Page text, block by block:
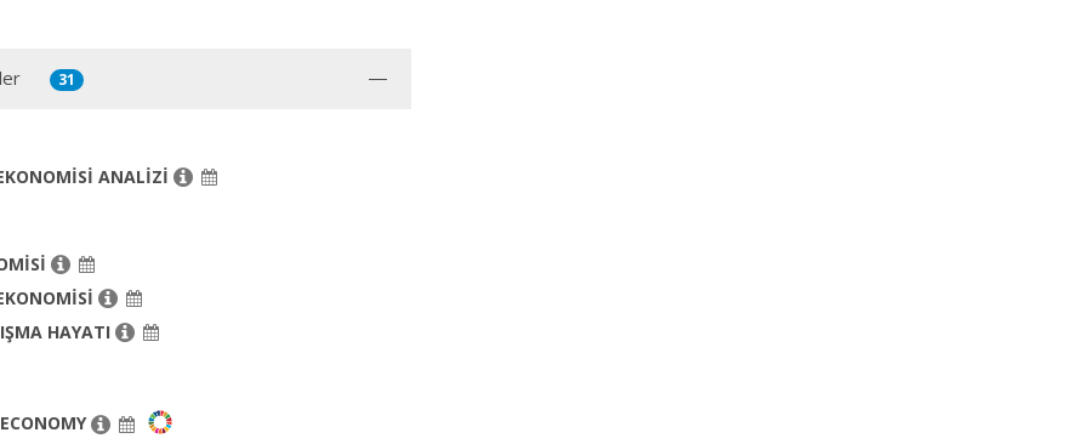
31
ANALİZİ
HAYATI